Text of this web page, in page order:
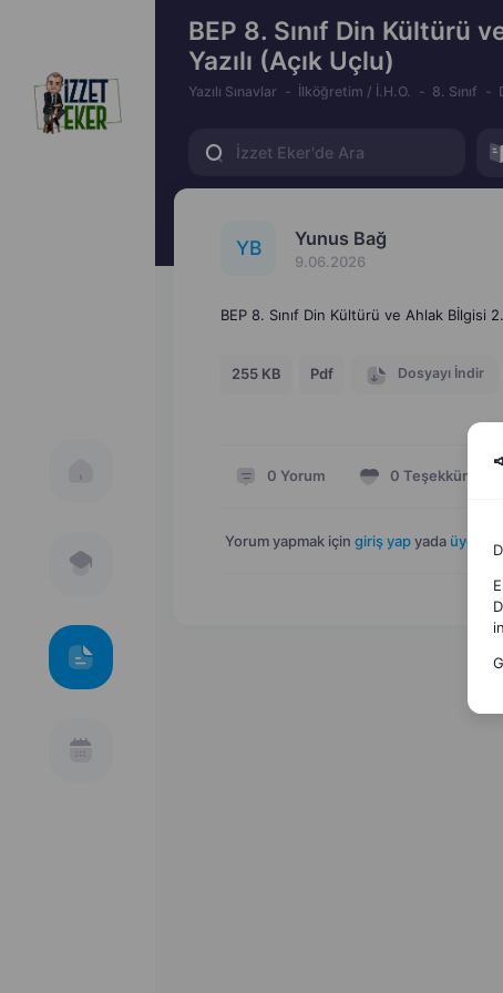
BEP 8. Sınıf Din Kültürü
Yazılı (Açık Uçlu)
Yazılı Sınavlar İlköğretim / İ.H.O. 8. Sınıf
YB Yunus Bağ
9.06.2026
BEP 8. Sınıf Din Kültürü ve Ahlak Bİlgisi
255 KB Pdf Dosyayı İndir
0 Yorum 0 Teşekkür
Yorum yapmak için giriş yap yada üye ol .